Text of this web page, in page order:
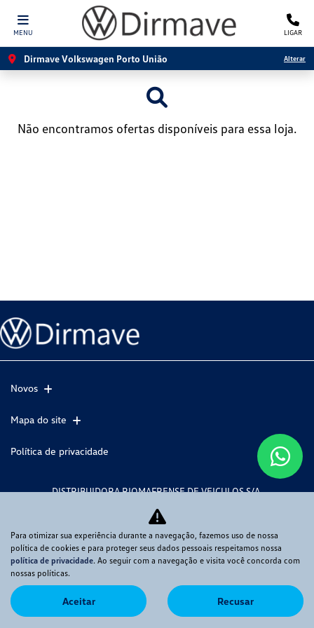
MENU LIGAR
Dirmave Volkswagen Porto União Alterar
Não encontramos ofertas disponíveis para essa loja.
Novos
Mapa do site
Política de privacidade
DISTRIBUIDORA RIOMAFRENSE DE VEICULOS S/A
CNPJ: 85.131.704/0004-07
No trânsito, enxergar o outro salva vidas.
Desenvolvido pela DEALERSPACE ® Direitos Reservados.
Para otimizar sua experiência durante a navegação, fazemos uso de nossa
política de cookies e para proteger seus dados pessoais respeitamos nossa
política de privacidade. Ao seguir com a navegação e visita você concorda com
nossas políticas.
Aceitar Recusar